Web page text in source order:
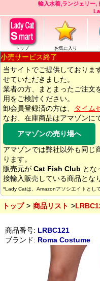
輸入水着,ランジェリー,
トップ お気に入り
小売サービス終了
当サイトでご提供しておりま
せていただきました。
業者の方、まとまったご注文
用をご検討ください。
卸会員登録済の方は、
タイム
なお、在庫商品はアマゾンに
アマゾンの売り場へ
アマゾンでは弊社以外も同じ
ります。
販売元が Cat Fish Club とな
接輸入販売している商品とな
*Lady Catは、Amazonアソシエイトとし
トップ 商品リスト
商品番号: LRBC121
ブランド: Roma Costume